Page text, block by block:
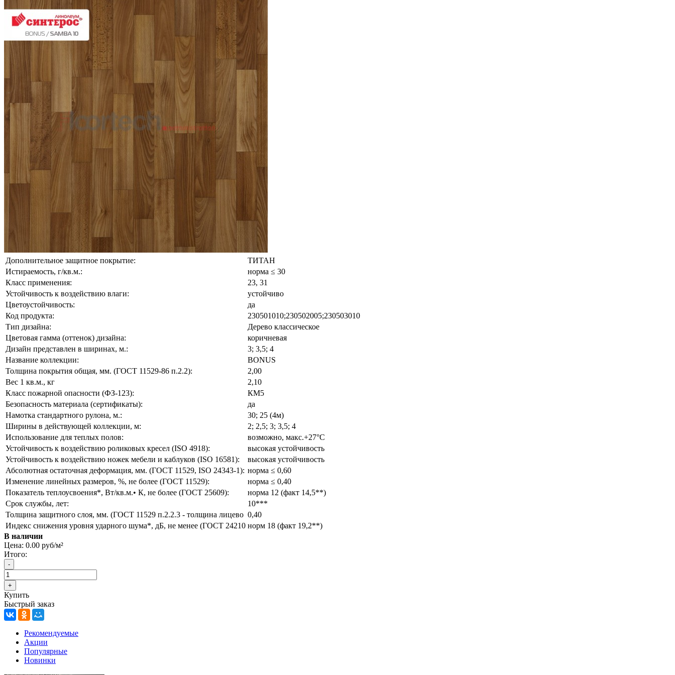
Дополнительное защитное покрытие:
ТИТАН
Истираемость, г/кв.м.:
норма ≤ 30
Класс применения:
23, 31
Устойчивость к воздействию влаги:
устойчиво
Цветоустойчивость:
да
Код продукта:
230501010;230502005;230503010
Тип дизайна:
Дерево классическое
Цветовая гамма (оттенок) дизайна:
коричневая
Дизайн представлен в ширинах, м.:
3; 3,5; 4
Название коллекции:
BONUS
Толщина покрытия общая, мм. (ГОСТ 11529-86 п.2.2):
2,00
Вес 1 кв.м., кг
2,10
Класс пожарной опасности (ФЗ-123):
КМ5
Безопасность материала (сертификаты):
да
Намотка стандартного рулона, м.:
30; 25 (4м)
Ширины в действующей коллекции, м:
2; 2,5; 3; 3,5; 4
Использование для теплых полов:
возможно, макс.+27°С
Устойчивость к воздействию роликовых кресел (ISO 4918):
высокая устойчивость
Устойчивость к воздействию ножек мебели и каблуков (ISO 16581):
высокая устойчивость
Абсолютная остаточная деформация, мм. (ГОСТ 11529, ISO 24343-1): норма ≤ 0,60
Изменение линейных размеров, %, не более (ГОСТ 11529):
норма ≤ 0,40
Показатель теплоусвоения*, Вт/кв.м.• К, не более (ГОСТ 25609):
норма 12 (факт 14,5**)
Срок службы, лет:
10***
Толщина защитного слоя, мм. (ГОСТ 11529 п.2.2.3 - толщина лицево 0,40
Индекс снижения уровня ударного шума*, дБ, не менее (ГОСТ 24210 норм 18 (факт 19,2**)
В наличии
Цена: 0.00 руб/м²
Итого:
Купить
Быстрый заказ
Рекомендуемые
Акции
Популярные
Новинки